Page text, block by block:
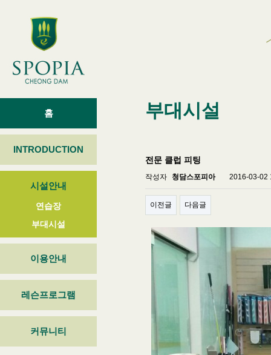
홈
INTRODUCTION
시설안내
연습장
부대시설
이용안내
레슨프로그램
커뮤니티
부대시설
전문 클럽 피팅
작성자 청담스포피아 2016-03-02
이전글 다음글